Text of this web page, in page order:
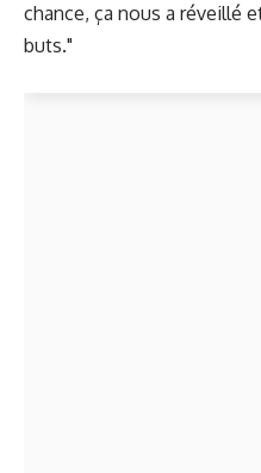
chance, ça nous a réveillé
buts."